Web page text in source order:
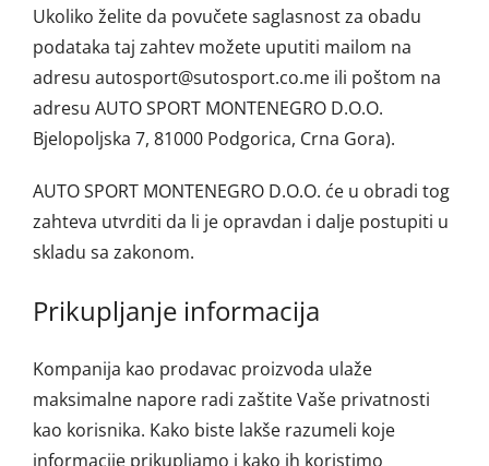
Ukoliko želite da povučete saglasnost za obadu
podataka taj zahtev možete uputiti mailom na
adresu autosport@sutosport.co.me ili poštom na
adresu AUTO SPORT MONTENEGRO D.O.O.
Bjelopoljska 7, 81000 Podgorica, Crna Gora).
AUTO SPORT MONTENEGRO D.O.O. će u obradi tog
zahteva utvrditi da li je opravdan i dalje postupiti u
skladu sa zakonom.
Prikupljanje informacija
Kompanija kao prodavac proizvoda ulaže
maksimalne napore radi zaštite Vaše privatnosti
kao korisnika. Kako biste lakše razumeli koje
informacije prikupljamo i kako ih koristimo